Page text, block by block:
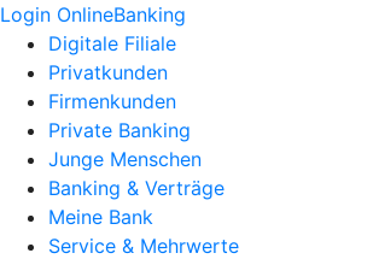
Login OnlineBanking
Digitale Filiale
Privatkunden
Firmenkunden
Private Banking
Junge Menschen
Banking & Verträge
Meine Bank
Service & Mehrwerte